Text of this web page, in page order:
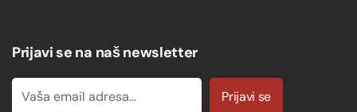
Prijavi se na naš newsletter
Prijavi se